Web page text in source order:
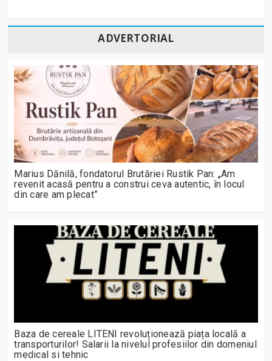
ADVERTORIAL
Marius Dănilă, fondatorul Brutăriei Rustik Pan: „Am
revenit acasă pentru a construi ceva autentic, în locul
din care am plecat”
Baza de cereale LITENI revoluționează piața locală a
transporturilor! Salarii la nivelul profesiilor din domeniul
medical si tehnic